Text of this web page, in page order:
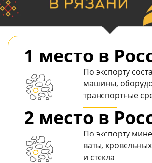
1 место в
По экспорту
машины,
транспортные
2 место в
По экспорту
ваты,
и стекла